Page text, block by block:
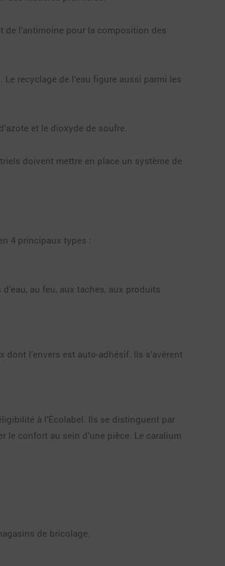
de l’antimoine pour la composition des
recyclage de l’eau figure aussi parmi les
et le dioxyde de soufre.
doivent mettre en place un système de
4 principaux types :
au feu, aux taches, aux produits
l’envers est auto-adhésif. Ils s’avèrent
à l’Écolabel. Ils se distinguent par
confort au sein d’une pièce. Le caralium
de bricolage.